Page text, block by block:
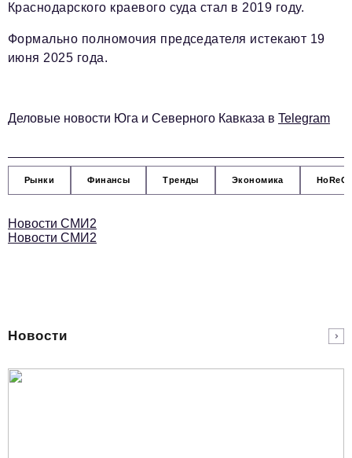
Электронные почты редакции:
Информационный отдел
info@business-magazine.online
Отдел распространения/редакционная подписка
partner@business-magazine.online
Краснодарского краевого суда стал в 2019 году.
Формально полномочия председателя истекают 19
июня 2025 года.
Деловые новости Юга и Северного Кавказа в Telegram
Рынки Финансы Тренды Экономика HoReCa
Новости СМИ2
Новости СМИ2
Новости